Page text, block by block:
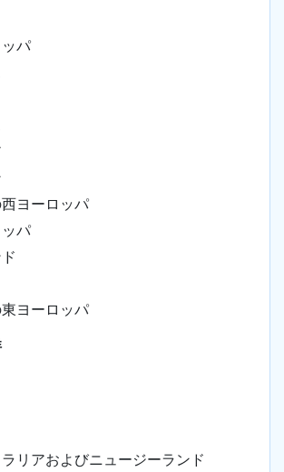
パ
ヨーロッパ
パ
ヨーロッパ
リアおよびニュージーランド